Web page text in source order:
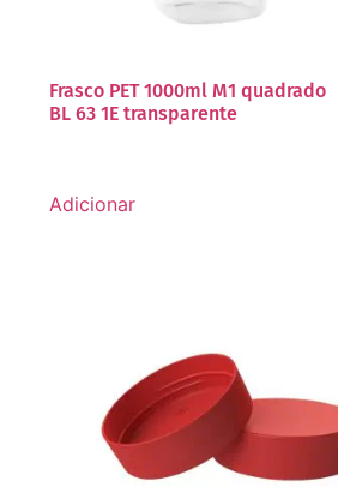
Frasco PET 1000ml M1 quadrado
BL 63 1E transparente
Adicionar